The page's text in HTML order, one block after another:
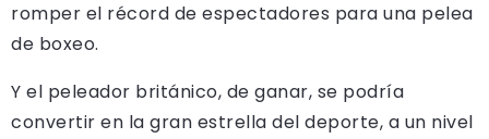
romper el récord de espectadores para una pelea
de boxeo.
Y el peleador británico, de ganar, se podría
convertir en la gran estrella del deporte, a un nivel